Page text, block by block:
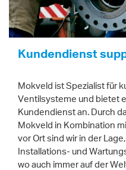
Kundendienst
Mokveld ist Spezialist für
Ventilsysteme und bietet
Kundendienst an. Durch
Mokveld in Kombination
vor Ort sind wir in der
Installations- und
wo auch immer auf der